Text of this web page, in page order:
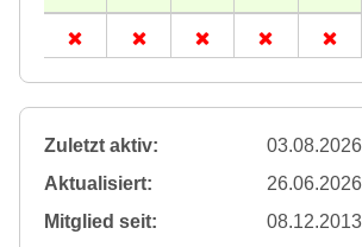
Zuletzt aktiv:
Aktualisiert:
Mitglied seit:
08.12.2013